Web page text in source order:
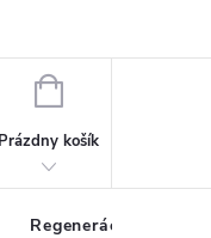
NÁKUPNÝ
Prázdny košík
Regenerácia